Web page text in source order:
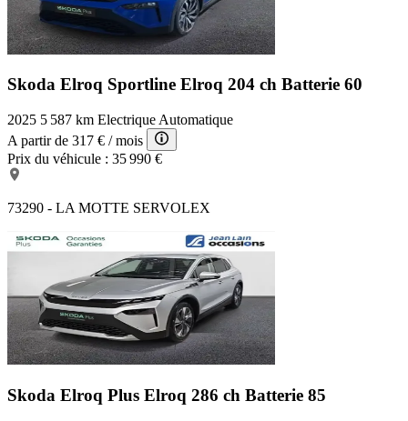
Skoda Elroq Sportline Elroq 204 ch Batterie 60
2025 5 587 km Electrique Automatique
A partir de 317 € / mois
Prix du véhicule : 35 990 €
73290 - LA MOTTE SERVOLEX
Skoda Elroq Plus Elroq 286 ch Batterie 85